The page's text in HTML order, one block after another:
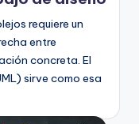
requiere un
entre
concreta. El
sirve como esa